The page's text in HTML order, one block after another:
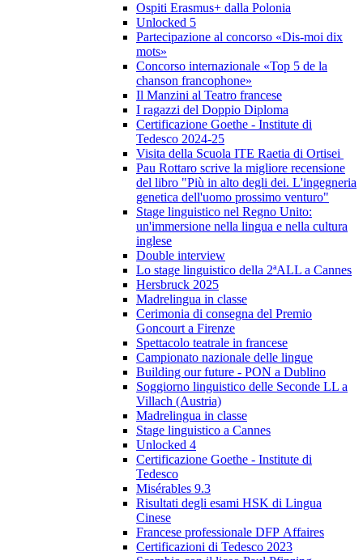
Ospiti Erasmus+ dalla Polonia
Unlocked 5
Partecipazione al concorso «Dis-moi dix
mots»
Concorso internazionale «Top 5 de la
chanson francophone»
Il Manzini al Teatro francese
I ragazzi del Doppio Diploma
Certificazione Goethe - Institute di
Tedesco 2024-25
Visita della Scuola ITE Raetia di Ortisei
Pau Rottaro scrive la migliore recensione
del libro "Più in alto degli dei. L'ingegneria
genetica dell'uomo prossimo venturo"
Stage linguistico nel Regno Unito:
un'immersione nella lingua e nella cultura
inglese
Double interview
Lo stage linguistico della 2ªALL a Cannes
Hersbruck 2025
Madrelingua in classe
Cerimonia di consegna del Premio
Goncourt a Firenze
Spettacolo teatrale in francese
Campionato nazionale delle lingue
Building our future - PON a Dublino
Soggiorno linguistico delle Seconde LL a
Villach (Austria)
Madrelingua in classe
Stage linguistico a Cannes
Unlocked 4
Certificazione Goethe - Institute di
Tedesco
Misérables 9.3
Risultati degli esami HSK di Lingua
Cinese
Francese professionale DFP Affaires
Certificazioni di Tedesco 2023